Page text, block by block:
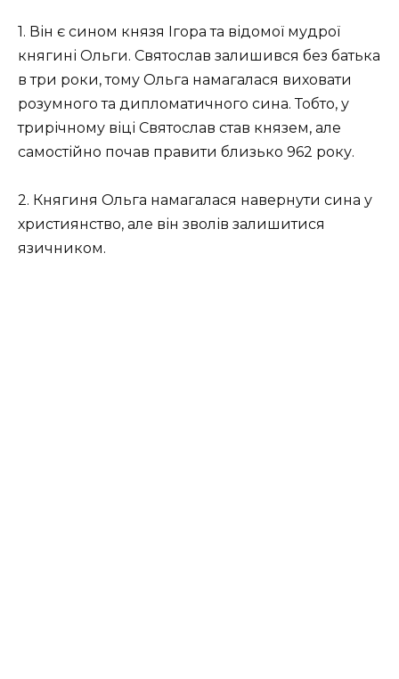
1. Він є сином князя Ігора та відомої мудрої
княгині Ольги. Святослав залишився без батька
в три роки, тому Ольга намагалася виховати
розумного та дипломатичного сина. Тобто, у
трирічному віці Святослав став князем, але
самостійно почав правити близько 962 року.
2. Княгиня Ольга намагалася навернути сина у
християнство, але він зволів залишитися
язичником.